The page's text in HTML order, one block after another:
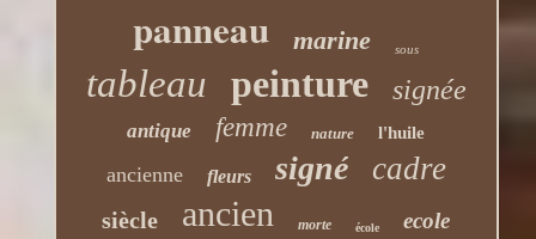
panneau marine sous
tableau peinture signée
antique femme nature l'huile
ancienne fleurs signé cadre
siècle ancien morte école
ecole